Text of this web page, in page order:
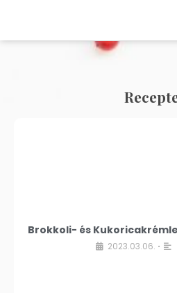
Brokkoli- és
2023.03.06. •